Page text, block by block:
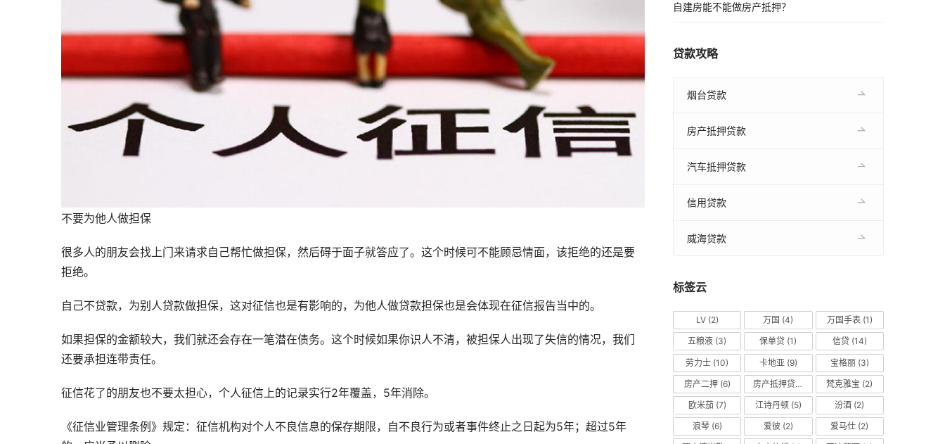
不要为他人做担保
很多人的朋友会找上门来请求自己帮忙做担保，然后碍于面子就答应了。这个时候可不能顾忌情面，该拒绝的还是要
拒绝。
自己不贷款，为别人贷款做担保，这对征信也是有影响的，为他人做贷款担保也是会体现在征信报告当中的。
如果担保的金额较大，我们就还会存在一笔潜在债务。这个时候如果你识人不清，被担保人出现了失信的情况，我们
还要承担连带责任。
征信花了的朋友也不要太担心，个人征信上的记录实行2年覆盖，5年消除。
《征信业管理条例》规定：征信机构对个人不良信息的保存期限，自不良行为或者事件终止之日起为5年；超过5年
自建房能不能做房产抵押？
贷款攻略
烟台贷款
房产抵押贷款
汽车抵押贷款
信用贷款
威海贷款
标签云
LV(2) 万国 (4) 万国手表(1)
五粮液 (3) 保单贷 (1) 信贷(14)
劳力士 (10) 卡地亚(9) 宝格丽(3)
房产二押(6) 房产抵押贷款 梵克雅宝 (2)
欧米茄(7) 江诗丹顿(5) 汾酒 (2)
浪琴(6) 爱彼 (2) 爱马仕 (2)